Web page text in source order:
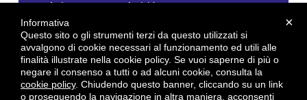
Fondazione Centro Produttività Veneto
Via Gioacchino Rossini, 60 - 36100 Vicenza - Italy
Tel. 0444/960500 - Fax 0444/1932220
C.F. e P. IVA: 02429800242
E-mail:info@cpv.org
E-mail certificata PEC:pec.cpv@legalmail.it
×
Informativa
Questo sito o gli strumenti terzi da questo utilizzati si
avvalgono di cookie necessari al funzionamento ed utili alle
finalità illustrate nella cookie policy. Se vuoi saperne di più o
negare il consenso a tutti o ad alcuni cookie, consulta la
cookie policy. Chiudendo questo banner, cliccando su un link
o proseguendo la navigazione in altra maniera, acconsenti